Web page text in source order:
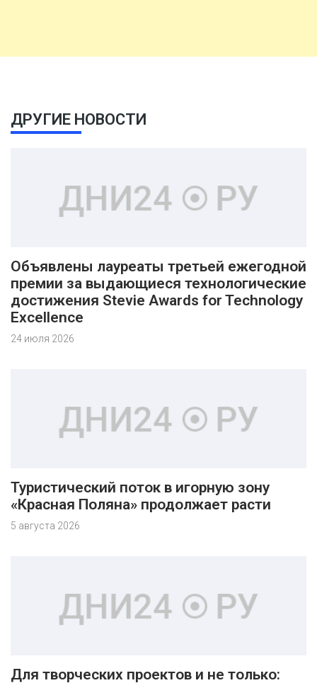
ДРУГИЕ НОВОСТИ
Объявлены лауреаты третьей ежегодной
премии за выдающиеся технологические
достижения Stevie Awards for Technology
Excellence
24 июля 2026
Туристический поток в игорную зону
«Красная Поляна» продолжает расти
5 августа 2026
Для творческих проектов и не только: